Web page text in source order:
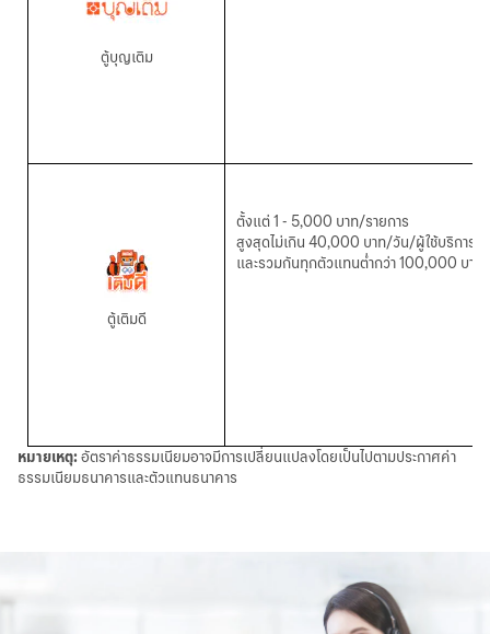
ตู้บุญเติม
ตู้เติมดี
ตั้งแต่1 - 5,000 บาท/รายการ
สูงสุดไม่เกิน 40,000 บาท/วัน/ผู้ใช้บริการ
และรวมกันทุกตัวแทนต่ำกว่า100,000 บาท
หมายเหตุ: อัตราค่าธรรมเนียมอาจมีการเปลี่ยนแปลงโดยเป็นไปตามประกาศค่า
ธรรมเนียมธนาคารและตัวแทนธนาคาร